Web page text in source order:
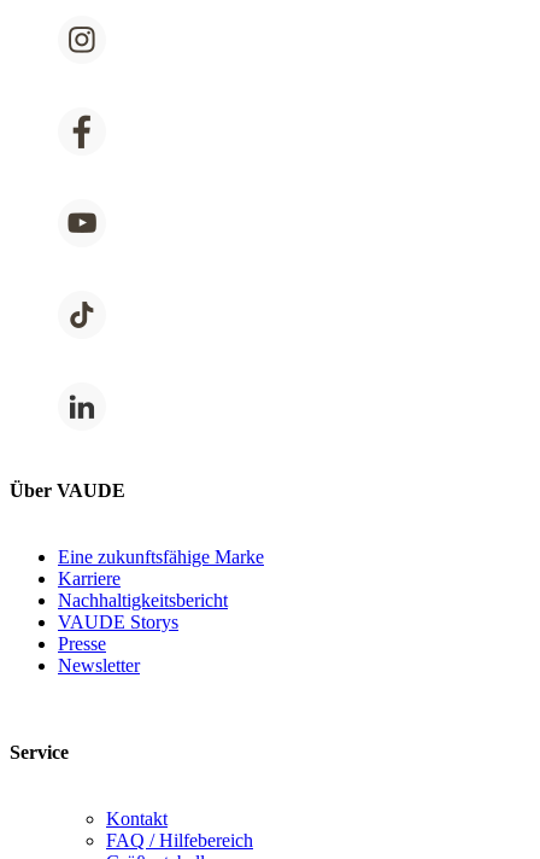
Über VAUDE
Eine zukunftsfähige Marke
Karriere
Nachhaltigkeitsbericht
VAUDE Storys
Presse
Newsletter
Service
Kontakt
FAQ / Hilfebereich